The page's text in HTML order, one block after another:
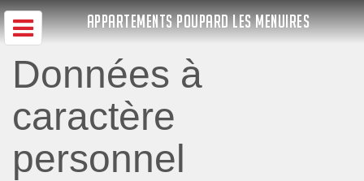
APPARTEMENTS POUPARD LES MENUIRES
Données à
caractère
personnel